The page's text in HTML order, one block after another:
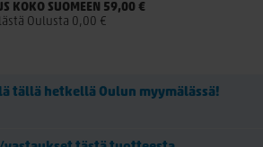
KOKO SUOMEEN 59,00 €
Oulusta 0,00 €
tällä hetkellä Oulun myymälässä!